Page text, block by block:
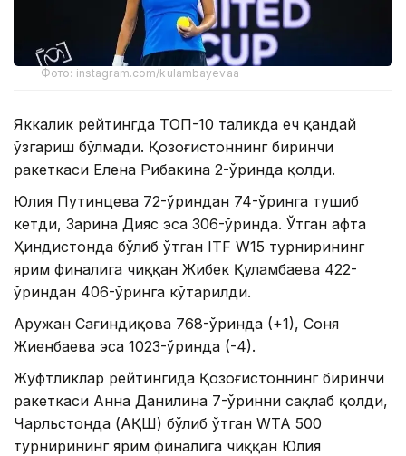
Фото: instagram.com/kulambayevaa
Яккалик рейтингда ТОП-10 таликда ҳеч қандай
ўзгариш бўлмади. Қозоғистоннинг биринчи
ракеткаси Елена Рибакина 2-ўринда қолди.
Юлия Путинцева 72-ўриндан 74-ўринга тушиб
кетди, Зарина Дияс эса 306-ўринда. Ўтган ҳафта
Ҳиндистонда бўлиб ўтган ITF W15 турнирининг
ярим финалига чиққан Жибек Қуламбаева 422-
ўриндан 406-ўринга кўтарилди.
Аружан Сағиндиқова 768-ўринда (+1), Соня
Жиенбаева эса 1023-ўринда (-4).
Жуфтликлар рейтингида Қозоғистоннинг биринчи
ракеткаси Анна Данилина 7-ўринни сақлаб қолди,
Чарльстонда (АҚШ) бўлиб ўтган WТА 500
турнирининг ярим финалига чиққан Юлия